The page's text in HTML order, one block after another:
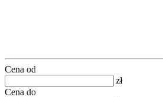
Cena od
zł
Cena do